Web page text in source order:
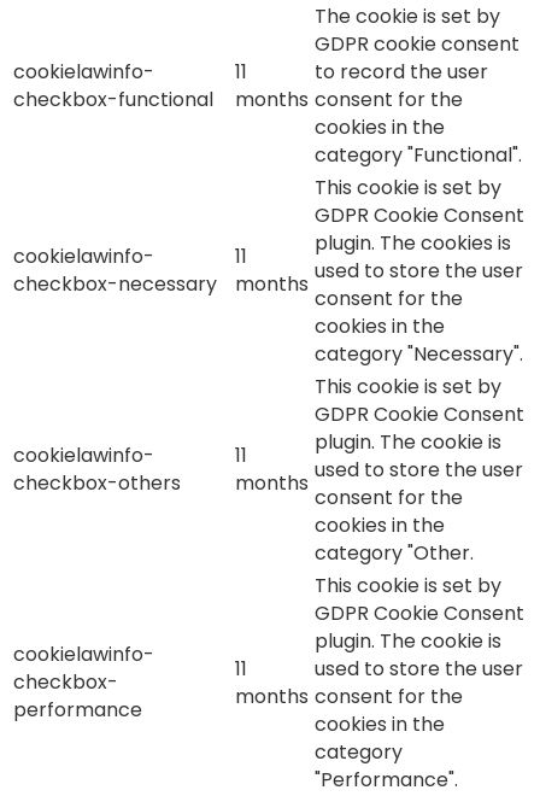
cookielawinfo-
checkbox-functional
11
months
The cookie is set by
GDPR cookie consent
to record the user
consent for the
cookies in the
category "Functional".
cookielawinfo-
checkbox-necessary
11
months
This cookie is set by
GDPR Cookie Consent
plugin. The cookies is
used to store the user
consent for the
cookies in the
category "Necessary".
cookielawinfo-
checkbox-others
11
months
This cookie is set by
GDPR Cookie Consent
plugin. The cookie is
used to store the user
consent for the
cookies in the
category "Other.
cookielawinfo-
checkbox-
performance
11
months
This cookie is set by
GDPR Cookie Consent
plugin. The cookie is
used to store the user
consent for the
cookies in the
category
"Performance".